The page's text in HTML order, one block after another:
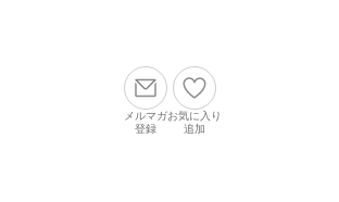
メルマガ
登録
お気に入り
追加